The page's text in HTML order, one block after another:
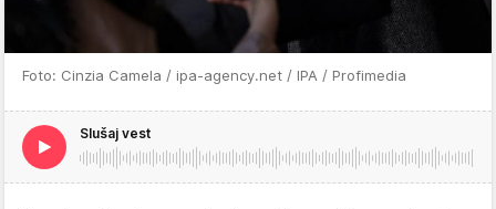
Foto: Cinzia Camela / ipa-agency.net / IPA / Profimedia
Slušaj vest